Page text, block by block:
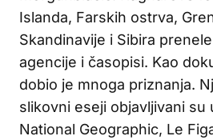
Islanda, Farskih ostrva,
Skandinavije i Sibira
agencije i časopisi. Kao
dobio je mnoga priznanja.
slikovni eseji objavljivani su
National Geographic, Le